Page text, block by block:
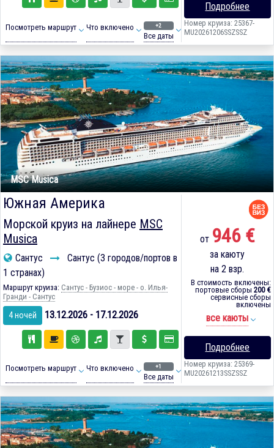
Посмотреть маршрут Что включено +2
Все даты
Подробнее
Номер круиза: 25367-
MU20261206SSZSSZ
MSC Musica
Южная Америка
Морской круиз на лайнере MSC
Musica
Сантус
Сантус (3 городов/портов в
1 странах)
Маршрут круиза: Сантус - Бузиос - море - о. Илья-
Гранди - Сантус
4 ночей 13.12.2026 - 17.12.2026
Посмотреть маршрут Что включено +1
Все даты
от 946 €
за каюту
на 2 взр.
В стоимость включены:
портовые сборы 200 €
сервисные сборы
включены
все каюты
Подробнее
Номер круиза: 25369-
MU20261213SSZSSZ